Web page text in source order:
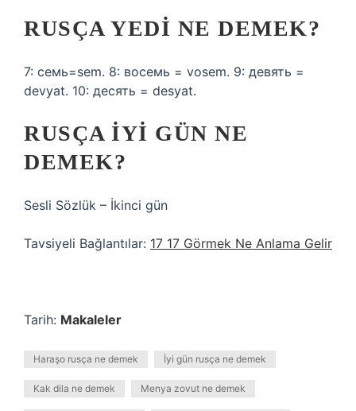
RUSÇA YEDI NE DEMEK?
7: семь=sem. 8: восемь = vosem. 9: девять =
devyat. 10: десять = desyat.
RUSÇA IYI GÜN NE
DEMEK?
Sesli Sözlük – İkinci gün
Tavsiyeli Bağlantılar: 17 17 Görmek Ne Anlama Gelir
Tarih: Makaleler
Haraşo rusça ne demek İyi gün rusça ne demek
Kak dila ne demek Menya zovut ne demek